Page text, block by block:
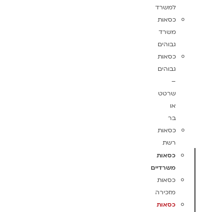
למשרד
כסאות
משרד
גבוהים
כסאות
גבוהים
–
שרטט
או
בר
כסאות
רשת
כסאות
משרדיים
כסאות
מזכירה
כסאות